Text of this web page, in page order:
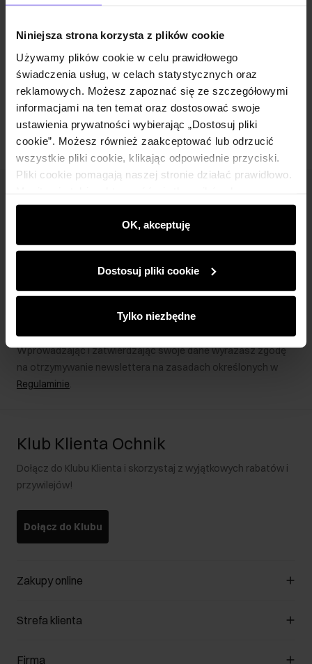
Niniejsza strona korzysta z plików cookie
Używamy plików cookie w celu prawidłowego
świadczenia usług, w celach statystycznych oraz
reklamowych. Możesz zapoznać się ze szczegółowymi
informacjami na ten temat oraz dostosować swoje
ustawienia prywatności wybierając „Dostosuj pliki
cookie”. Możesz również zaakceptować lub odrzucić
wszystkie pliki cookie, klikając odpowiednie przyciski.
Pliki cookie pomagają naszej stronie działać prawidłowo.
wyświetlać im dopasowane do ich preferencji treści,
rekomendacje oraz komunikaty reklamowe informujące o
najnowszych promocjach w e-sklepie. Informacje o tym,
partnerom społecznościowym, reklamowym i
analitycznym. Partnerzy mogą połączyć te informacje z
podczas korzystania z ich usług.
OK, akceptuję
Dostosuj pliki cookie
Tylko niezbędne
Szczegóły
Skład i wymiary
Opinie
Newsletter
Bądź na bieżąco z nowościami i promocjami!
Zapisz się
Wprowadzając i zatwierdzając swoje dane wyrażasz zgodę
na otrzymywanie newslettera na zasadach określonych w
Regulaminie.
Klub Klienta Ochnik
Dołącz do Klubu Klienta i skorzystaj z wyjątkowych rabatów i
przywilejów!
Dołącz do Klubu
Zakupy online
Zarządzaj cookies
Strefa klienta
Klub Klienta
Firma